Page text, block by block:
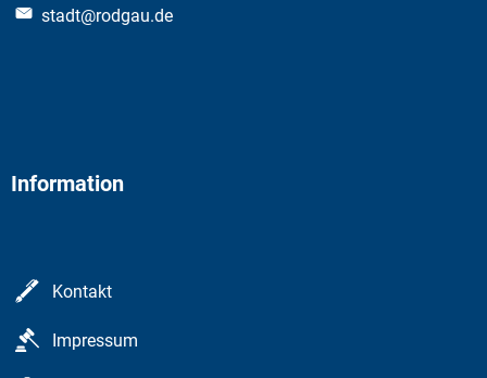
stadt@rodgau.de
Information
Kontakt
Impressum